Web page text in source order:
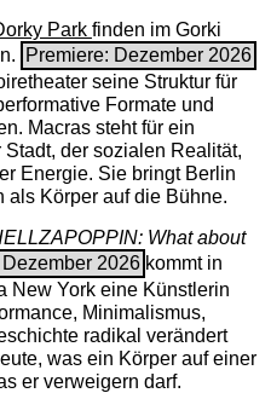
Park finden im Gorki
Premiere: Dezember 2026
seine Struktur für
Formate und
Macras steht für ein
der sozialen Realität,
Energie. Sie bringt Berlin
als Körper auf die Bühne.
What about
2026 kommt in
New York eine Künstlerin
Minimalismus,
radikal verändert
was ein Körper auf einer
er verweigern darf.